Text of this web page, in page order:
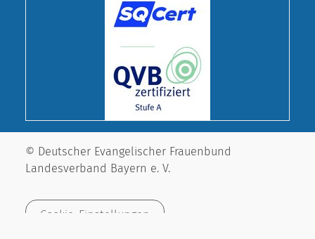
© Deutscher Evangelischer Frauenbund
Landesverband Bayern e. V.
Cookie-Einstellungen